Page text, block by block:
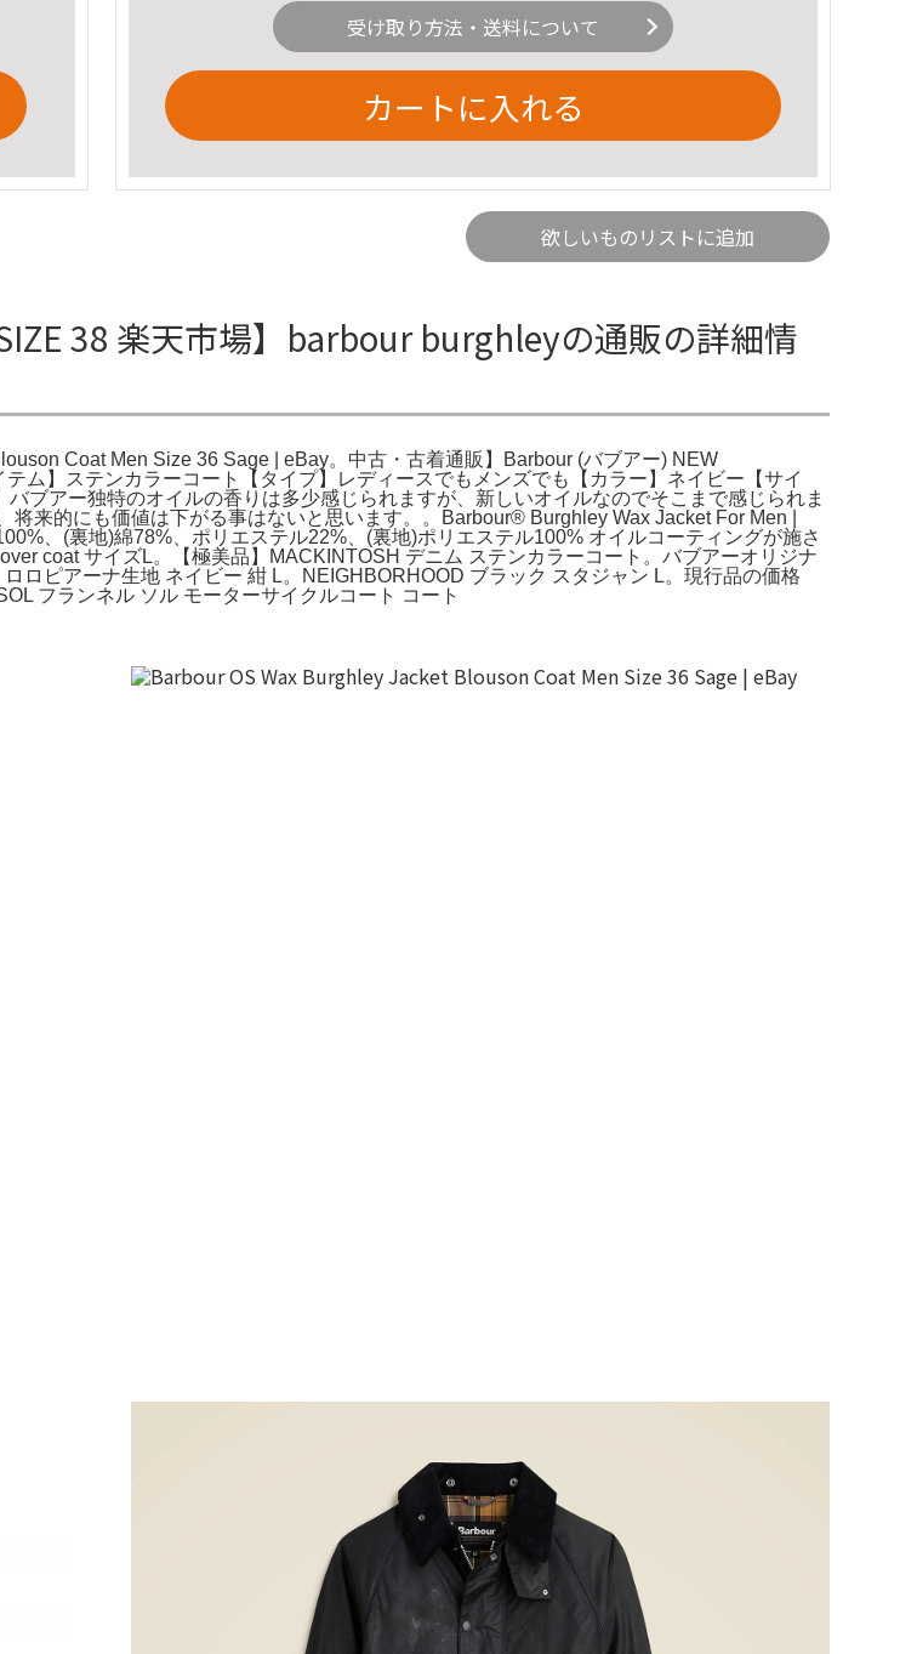
受け取り方法・送料について
カートに入れる
欲しいものリストに追加
38 楽天市場】barbour burghleyの通販の詳細情
Coat Men Size 36 Sage | eBay。中古・古着通販】Barbour (バブアー) NEW
ム】ステンカラーコート【タイプ】レディースでもメンズでも【カラー】ネイビー【サイ
ブアー独特のオイルの香りは多少感じられますが、新しいオイルなのでそこまで感じられま
来的にも価値は下がる事はないと思います。。Barbour® Burghley Wax Jacket For Men |
、(裏地)綿78%、ポリエステル22%、(裏地)ポリエステル100% オイルコーティングが施さ
coat サイズL。【極美品】MACKINTOSH デニム ステンカラーコート。バブアーオリジナ
ロピアーナ生地 ネイビー 紺 L。NEIGHBORHOOD ブラック スタジャン L。現行品の価格
フランネル ソル モーターサイクルコート コート